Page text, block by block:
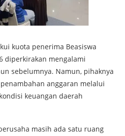
kuota penerima Beasiswa
diperkirakan mengalami
sebelumnya. Namun, pihaknya
anggaran melalui
keuangan daerah
masih ada satu ruang